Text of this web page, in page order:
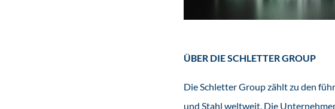
ÜBER DIE SCHLETTER GROUP
Die Schletter Group zählt zu den
und Stahl weltweit. Die